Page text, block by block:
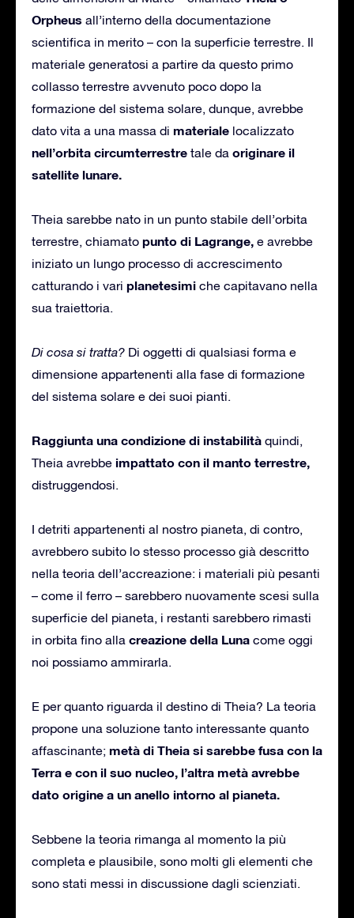
Orpheus all’interno della documentazione
scientifica in merito – con la superficie terrestre. Il
materiale generatosi a partire da questo primo
collasso terrestre avvenuto poco dopo la
formazione del sistema solare, dunque, avrebbe
dato vita a una massa di materiale localizzato
nell’orbita circumterrestre tale da originare il
satellite lunare.
Theia sarebbe nato in un punto stabile dell’orbita
terrestre, chiamato punto di Lagrange, e avrebbe
iniziato un lungo processo di accrescimento
catturando i vari planetesimi che capitavano nella
sua traiettoria.
Di cosa si tratta? Di oggetti di qualsiasi forma e
dimensione appartenenti alla fase di formazione
del sistema solare e dei suoi pianti.
Raggiunta una condizione di instabilità quindi,
Theia avrebbe impattato con il manto terrestre,
distruggendosi.
I detriti appartenenti al nostro pianeta, di contro,
avrebbero subito lo stesso processo già descritto
nella teoria dell’accreazione: i materiali più pesanti
– come il ferro – sarebbero nuovamente scesi sulla
superficie del pianeta, i restanti sarebbero rimasti
in orbita fino alla creazione della Luna come oggi
noi possiamo ammirarla.
E per quanto riguarda il destino di Theia? La teoria
propone una soluzione tanto interessante quanto
affascinante; metà di Theia si sarebbe fusa con la
Terra e con il suo nucleo, l’altra metà avrebbe
dato origine a un anello intorno al pianeta.
Sebbene la teoria rimanga al momento la più
completa e plausibile, sono molti gli elementi che
sono stati messi in discussione dagli scienziati.